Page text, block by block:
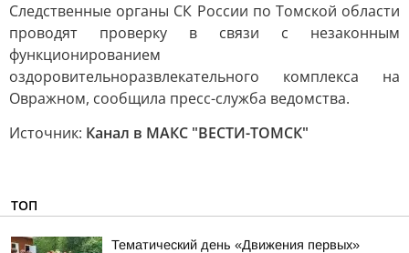
Следственные органы СК России по Томской области
проводят проверку в связи с незаконным
функционированием
оздоровительноразвлекательного комплекса на
Овражном, сообщила пресс-служба ведомства.
Источник: Канал в МАКС "ВЕСТИ-ТОМСК"
ТОП
Тематический день «Движения первых»